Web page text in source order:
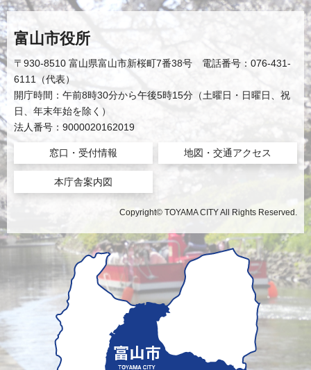
富山市役所
〒930-8510 富山県富山市新桜町7番38号 電話番号：076-431-
6111（代表）
開庁時間：午前8時30分から午後5時15分（土曜日・日曜日、祝
日、年末年始を除く）
法人番号：9000020162019
窓口・受付情報 地図・交通アクセス
本庁舎案内図
Copyright© TOYAMA CITY All Rights Reserved.